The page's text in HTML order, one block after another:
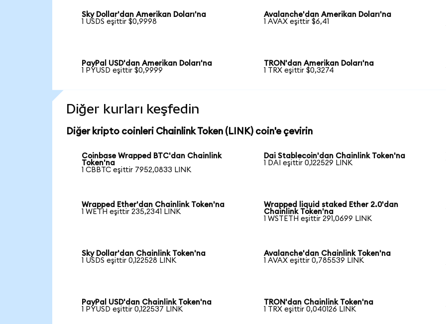
Sky Dollar'dan Amerikan Doları'na
1 USDS eşittir $0,9998
Avalanche'dan Amerikan Doları'na
1 AVAX eşittir $6,41
PayPal USD'dan Amerikan Doları'na
1 PYUSD eşittir $0,9999
TRON'dan Amerikan Doları'na
1 TRX eşittir $0,3274
Diğer kurları keşfedin
Diğer kripto coinleri Chainlink Token (LINK) coin'e çevirin
Coinbase Wrapped BTC'dan Chainlink
Token'na
1 CBBTC eşittir 7952,0833 LINK
Dai Stablecoin'dan Chainlink Token'na
1 DAI eşittir 0,122529 LINK
Wrapped Ether'dan Chainlink Token'na
1 WETH eşittir 235,2341 LINK
Wrapped liquid staked Ether 2.0'dan
Chainlink Token'na
1 WSTETH eşittir 291,0699 LINK
Sky Dollar'dan Chainlink Token'na
1 USDS eşittir 0,122528 LINK
Avalanche'dan Chainlink Token'na
1 AVAX eşittir 0,785539 LINK
PayPal USD'dan Chainlink Token'na
1 PYUSD eşittir 0,122537 LINK
TRON'dan Chainlink Token'na
1 TRX eşittir 0,040126 LINK